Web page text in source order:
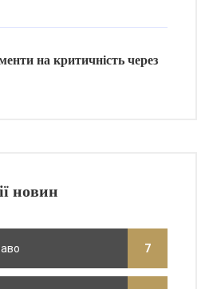
на критичність через
новин
7